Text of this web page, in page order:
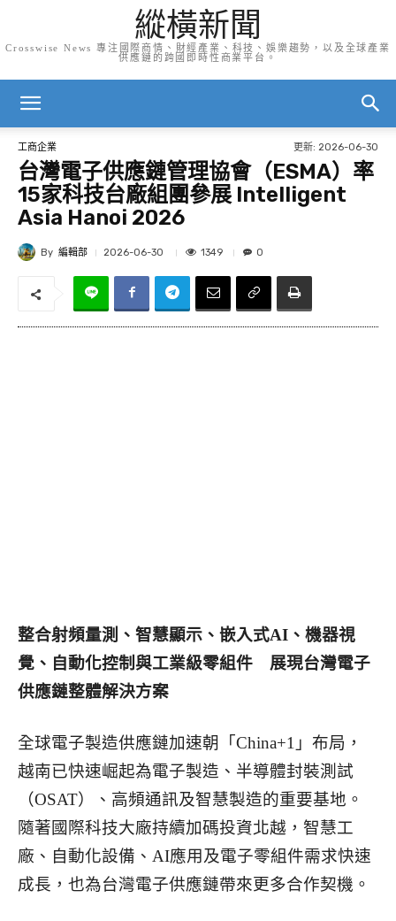
縱橫新聞
Crosswise News 專注國際商情、財經產業、科技、娛樂趨勢，以及全球產業
供應鏈的跨國即時性商業平台。
工商企業 更新: 2026-06-30
台灣電子供應鏈管理協會（ESMA）率
15家科技台廠組團參展 Intelligent
Asia Hanoi 2026
By 編輯部 2026-06-30 1349 0
整合射頻量測、智慧顯示、嵌入式AI、機器視
覺、自動化控制與工業級零組件 展現台灣電子
供應鏈整體解決方案
全球電子製造供應鏈加速朝「China+1」布局，
越南已快速崛起為電子製造、半導體封裝測試
（OSAT）、高頻通訊及智慧製造的重要基地。
隨著國際科技大廠持續加碼投資北越，智慧工
廠、自動化設備、AI應用及電子零組件需求快速
成長，也為台灣電子供應鏈帶來更多合作契機。